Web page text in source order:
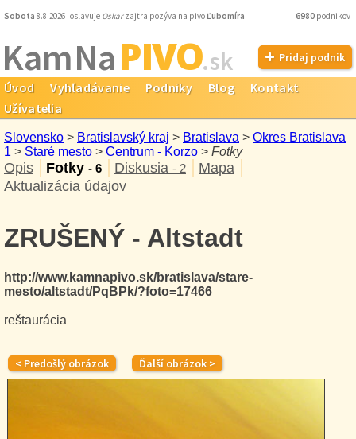
Sobota 8.8.2026 oslavuje Oskarzajtra pozýva na pivo Ľubomíra 6980 podnikov
Kam NaPIVO.sk Pridaj podnik
Úvod Vyhľadávanie Podniky Blog
Kontakt
Užívatelia
Slovensko > Bratislavský kraj > Bratislava > Okres Bratislava
1 > Staré mesto > Centrum - Korzo > Fotky
Opis Fotky - 6 Diskusia - 2
Mapa
Aktualizácia údajov
ZRUŠENÝ - Altstadt
http://www.kamnapivo.sk/bratislava/stare-
mesto/altstadt/PqBPk/?foto=17466
reštaurácia